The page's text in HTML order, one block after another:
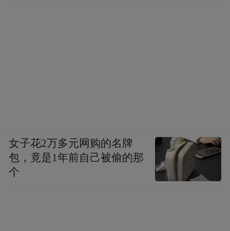
女子花2万多元网购的名牌
包，竟是1年前自己被偷的那
个